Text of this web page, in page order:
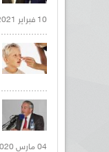
10 فبراير 2021 |
04 مارس 2020 |